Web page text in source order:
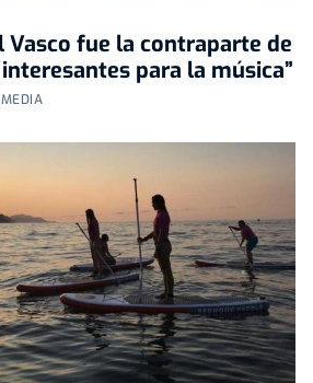
Vasco fue la contraparte de
para la música”